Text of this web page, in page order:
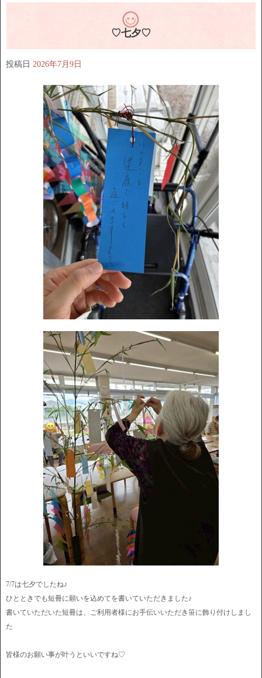
♡七夕♡
投稿日 2026年7月9日
7/7は七夕でしたね♪
ひとときでも短冊に願いを込めてを書いていただきました♪
書いていただいた短冊は、ご利用者様にお手伝いいただき笹に飾り付けしまし
た
皆様のお願い事が叶うといいですね♡